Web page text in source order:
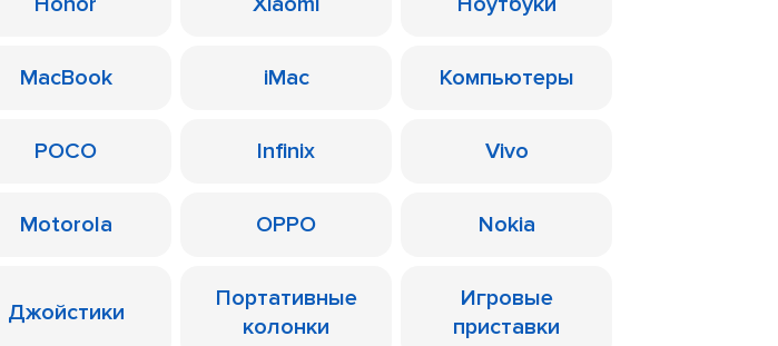
MacBook iMac Компьютеры
POCO Infinix Vivo
Motorola OPPO Nokia
Джойстики
Портативные
колонки
Игровые
приставки